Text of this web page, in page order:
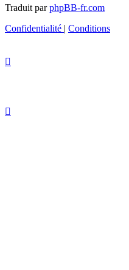
Traduit parphpBB-fr.com
Confidentialité | Conditions